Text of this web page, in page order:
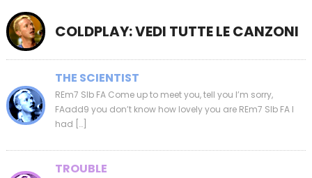
COLDPLAY: VEDI TUTTE LE CANZONI
THE SCIENTIST
REm7 SIb FA Come up to meet you, tell you I’m sorry,
FAadd9 you don’t know how lovely you are REm7 SIb FA I
had […]
TROUBLE